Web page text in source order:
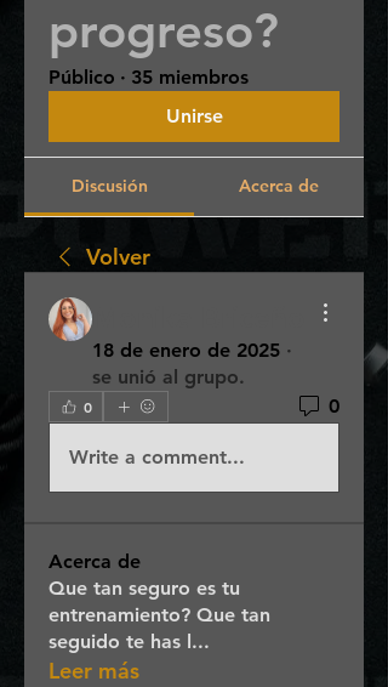
progreso?
Público · 35 miembros
Unirse
Discusión Acerca de
Volver
18 de enero de 2025 ·
se unió al grupo.
0 0
Write a comment...
Acerca de
Que tan seguro es tu
entrenamiento? Que tan
seguido te has l...
Leer más